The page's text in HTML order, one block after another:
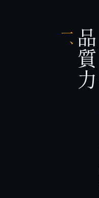
一、 品質力